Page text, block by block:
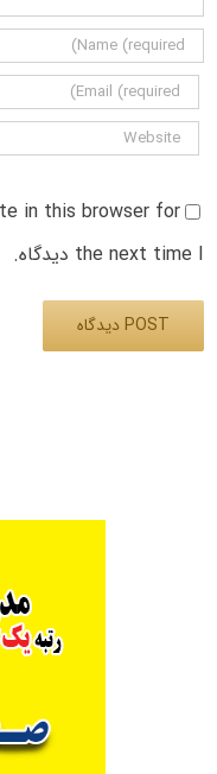
in this browser for
the next time I دیدگاه.